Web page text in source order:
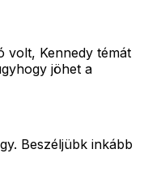
volt, Kennedy témát
jöhet a
Beszéljübk inkább